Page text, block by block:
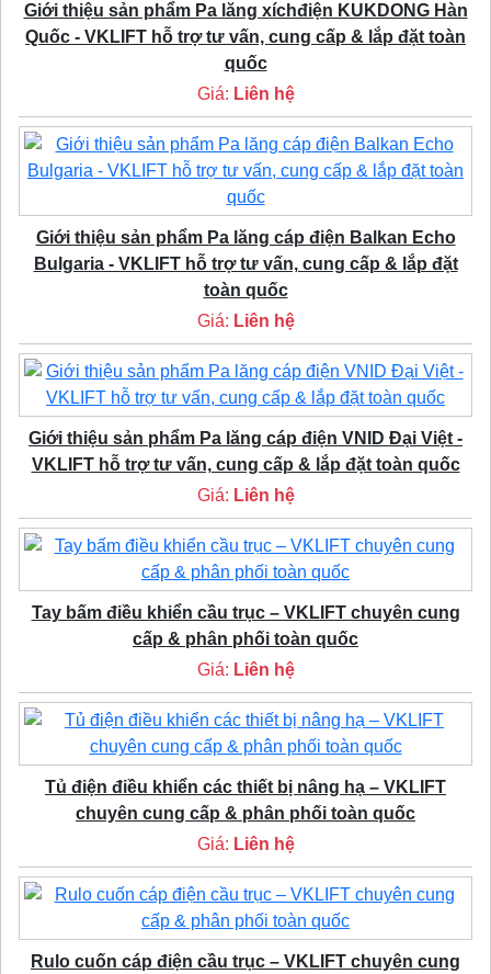
Giới thiệu sản phẩm Pa lăng xíchđiện KUKDONG Hàn
Quốc - VKLIFT hỗ trợ tư vấn, cung cấp & lắp đặt toàn
quốc
Giá: Liên hệ
Giới thiệu sản phẩm Pa lăng cáp điện Balkan Echo
Bulgaria - VKLIFT hỗ trợ tư vấn, cung cấp & lắp đặt
toàn quốc
Giá: Liên hệ
Giới thiệu sản phẩm Pa lăng cáp điện VNID Đại Việt -
VKLIFT hỗ trợ tư vấn, cung cấp & lắp đặt toàn quốc
Giá: Liên hệ
Tay bấm điều khiển cầu trục – VKLIFT chuyên cung
cấp & phân phối toàn quốc
Giá: Liên hệ
Tủ điện điều khiển các thiết bị nâng hạ – VKLIFT
chuyên cung cấp & phân phối toàn quốc
Giá: Liên hệ
Rulo cuốn cáp điện cầu trục – VKLIFT chuyên cung